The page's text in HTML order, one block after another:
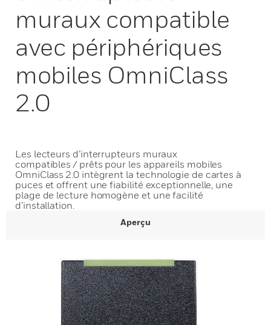
muraux compatible
avec périphériques
mobiles OmniClass
2.0
Les lecteurs d’interrupteurs muraux
compatibles / prêts pour les appareils mobiles
OmniClass 2.0 intègrent la technologie de cartes à
puces et offrent une fiabilité exceptionnelle, une
plage de lecture homogène et une facilité
d’installation.
Aperçu